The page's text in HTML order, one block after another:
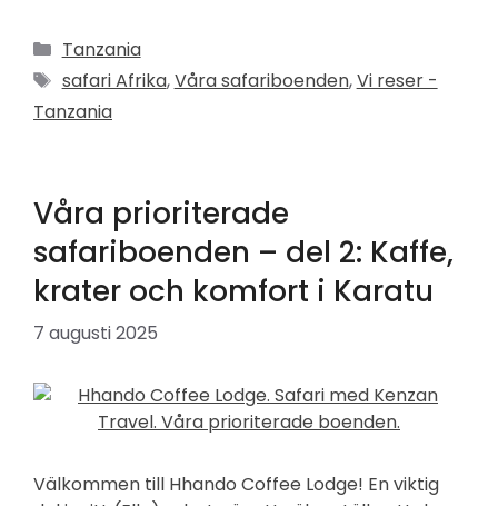
Kategorier
Tanzania
Etiketter
safari Afrika,Våra safariboenden,Vi reser -
Tanzania
Våra prioriterade
safariboenden – del 2: Kaffe,
krater och komfort i Karatu
7 augusti 2025
Välkommen till Hhando Coffee Lodge! En viktig